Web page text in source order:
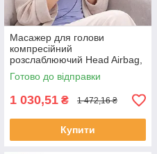
Масажер для голови
компресійний
розслаблюючий Head Airbag,
Фіолетовий / Електричний
масажер від головного болю
Готово до відправки
1 030,51 ₴ 1 472,16 ₴
Купити